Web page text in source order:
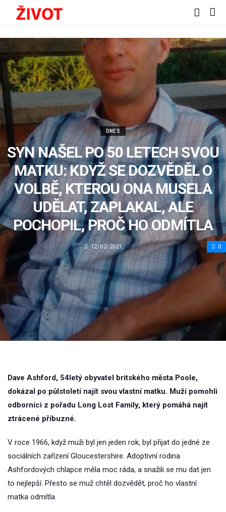
DNES
SYN NAŠEL PO 50 LETECH SVOU
MATKU: KDYŽ SE DOZVĚDĚL O
VOLBĚ, KTEROU ONA MUSELA
UDĚLAT, ZAPLAKAL, ALE
POCHOPIL, PROČ HO ODMÍTLA
12/02/2021 0
Dave Ashford, 54letý obyvatel britského města Poole,
dokázal po půlstoletí najít svou vlastní matku. Muži pomohli
odborníci z pořadu Long Lost Family, který pomáhá najít
ztrácené příbuzné.
V roce 1966, když muži byl jen jeden rok, byl přijat do jedné ze
sociálních zařízení Gloucestershire. Adoptivní rodina
Ashfordových chlapce měla moc ráda, a snažili se mu dat jen
to nejlepší. Přesto se muž chtěl dozvědět, proč ho vlastní
matka odmítla.